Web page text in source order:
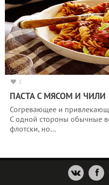
3
ПАСТА С МЯСОМ И ЧИЛИ
Согревающее и
С одной стороны обычные
флотски, но…